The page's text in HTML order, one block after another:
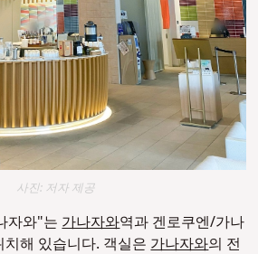
사진: 저자 제공
자와"는가나자와역과 겐로쿠엔/가나
치해 있습니다. 객실은가나자와의 전